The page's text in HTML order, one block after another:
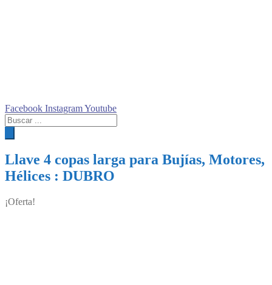
Facebook InstagramYoutube
Búsqueda
de
productos
Llave 4 copas larga para Bujías, Motores,
Hélices : DUBRO
¡Oferta!